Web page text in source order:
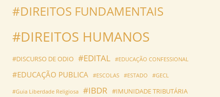
#DIREITOS FUNDAMENTAIS
#DIREITOS HUMANOS
#DISCURSO DE ODIO #EDITAL #EDUCAÇÃO CONFESSIONAL
#EDUCAÇÃO PUBLICA #ESCOLAS #ESTADO #GECL
#Guia Liberdade Religiosa #IBDR #IMUNIDADE TRIBUTÁRIA